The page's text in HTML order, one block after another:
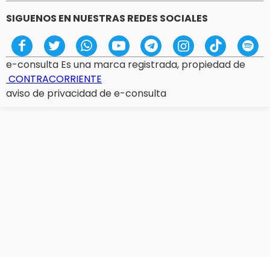
SIGUENOS EN NUESTRAS REDES SOCIALES
e-consulta Es una marca registrada, propiedad de
CONTRACORRIENTE
aviso de privacidad de e-consulta